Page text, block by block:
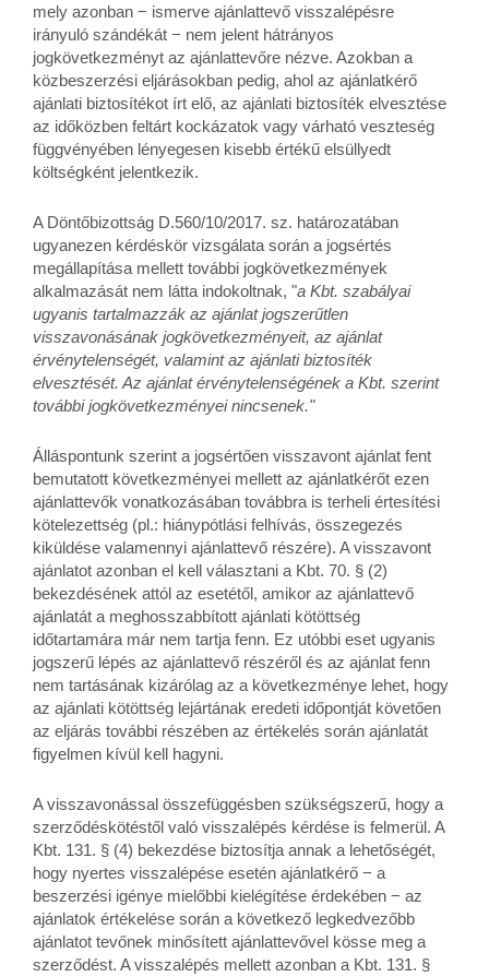
mely azonban − ismerve ajánlattevő visszalépésre
irányuló szándékát − nem jelent hátrányos
jogkövetkezményt az ajánlattevőre nézve. Azokban a
közbeszerzési eljárásokban pedig, ahol az ajánlatkérő
ajánlati biztosítékot írt elő, az ajánlati biztosíték elvesztése
az időközben feltárt kockázatok vagy várható veszteség
függvényében lényegesen kisebb értékű elsüllyedt
költségként jelentkezik.
A Döntőbizottság D.560/10/2017. sz. határozatában
ugyanezen kérdéskör vizsgálata során a jogsértés
megállapítása mellett további jogkövetkezmények
alkalmazását nem látta indokoltnak, "a Kbt. szabályai
ugyanis tartalmazzák az ajánlat jogszerűtlen
visszavonásának jogkövetkezményeit, az ajánlat
érvénytelenségét, valamint az ajánlati biztosíték
elvesztését. Az ajánlat érvénytelenségének a Kbt. szerint
további jogkövetkezményei nincsenek."
Álláspontunk szerint a jogsértően visszavont ajánlat fent
bemutatott következményei mellett az ajánlatkérőt ezen
ajánlattevők vonatkozásában továbbra is terheli értesítési
kötelezettség (pl.: hiánypótlási felhívás, összegezés
kiküldése valamennyi ajánlattevő részére). A visszavont
ajánlatot azonban el kell választani a Kbt. 70. § (2)
bekezdésének attól az esetétől, amikor az ajánlattevő
ajánlatát a meghosszabbított ajánlati kötöttség
időtartamára már nem tartja fenn. Ez utóbbi eset ugyanis
jogszerű lépés az ajánlattevő részéről és az ajánlat fenn
nem tartásának kizárólag az a következménye lehet, hogy
az ajánlati kötöttség lejártának eredeti időpontját követően
az eljárás további részében az értékelés során ajánlatát
figyelmen kívül kell hagyni.
A visszavonással összefüggésben szükségszerű, hogy a
szerződéskötéstől való visszalépés kérdése is felmerül. A
Kbt. 131. § (4) bekezdése biztosítja annak a lehetőségét,
hogy nyertes visszalépése esetén ajánlatkérő − a
beszerzési igénye mielőbbi kielégítése érdekében − az
ajánlatok értékelése során a következő legkedvezőbb
ajánlatot tevőnek minősített ajánlattevővel kösse meg a
szerződést. A visszalépés mellett azonban a Kbt. 131. §